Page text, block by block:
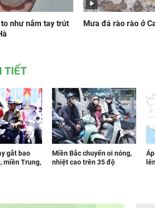
như nắm tay trút
Mưa đá rào rào ở
TIẾT
gắt bao
miền Trung,
Miền Bắc chuyển oi nóng,
nhiệt cao trên 35 độ